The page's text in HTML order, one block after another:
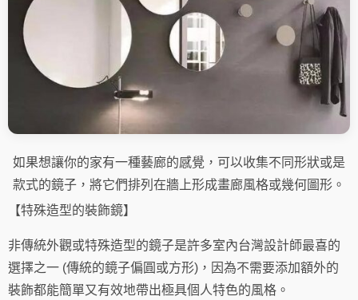
如果想讓你的家有一種藝廊的感覺，可以收集不同形狀或是
款式的鏡子，將它們排列在牆上形成畫廊風格或幾何圖形。
【特殊造型的裝飾鏡】
非傳統外觀或特殊造型的鏡子是許多室內台灣設計師最喜的
選擇之一 (傳統的鏡子偏圓或方形)，因為不需要添加額外的
裝飾都能簡單又有效地帶出極具個人特色的風格。